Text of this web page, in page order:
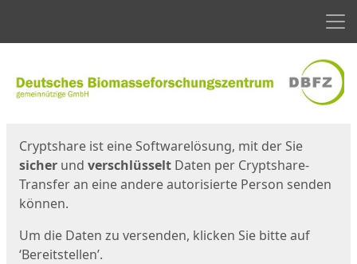
Cryptshare ist eine Softwarelösung, mit der Sie
sicher und verschlüsselt Daten per Cryptshare-
Transfer an eine andere autorisierte Person senden
können.
Um die Daten zu versenden, klicken Sie bitte auf
‘Bereitstellen’.